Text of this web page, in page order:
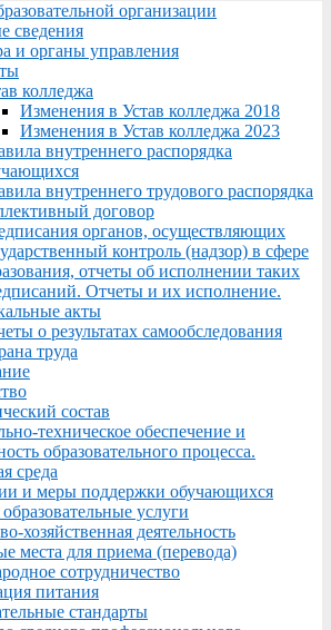
организации
сведения
и органы управления
колледжа
Изменения в Устав колледжа 2018
Изменения в Устав колледжа 2023
внутреннего распорядка
внутреннего трудового распорядка
договор
органов, осуществляющих
контроль (надзор) в сфере
отчеты об исполнении таких
Отчеты и их исполнение.
акты
о результатах самообследования
труда
состав
техническое обеспечение и
образовательного процесса.
среда
и меры поддержки обучающихся
услуги
хозяйственная деятельность
места для приема (перевода)
сотрудничество
питания
стандарты